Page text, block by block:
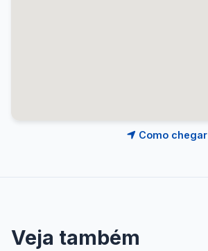
Como chegar
Veja também